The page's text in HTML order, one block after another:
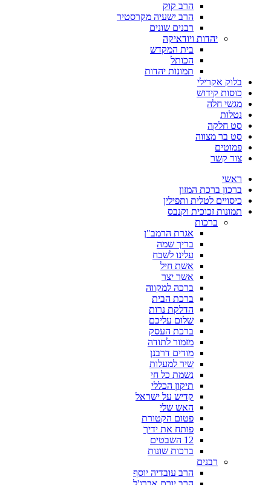
הרב קוק
הרב ישעיה מקרסטיר
רבנים שונים
יהדות ויודאיקה
בית המקדש
הכותל
תמונות יהדות
בלוק אקרילי
כוסות קידוש
מגשי חלה
נטלות
סט חלקה
סט בר מצווה
פמוטים
צור קשר
ראשי
ברכון ברכת המזון
כיסויים לטלית ותפילין
תמונות זכוכית וקנבס
ברכות
אגרת הרמב"ן
בריך שמה
עלינו לשבח
אשת חיל
אשר יצר
ברכה למקווה
ברכת הבית
הדלקת נרות
שלום עליכם
ברכת העסק
מזמור לתודה
מודים דרבנן
שיר למעלות
נשמת כל חי
תיקון הכללי
קדיש על ישראל
האש שלי
פטום הקטורת
פותח את ידיך
12 השבטים
ברכות שונות
רבנים
הרב עובדיה יוסף